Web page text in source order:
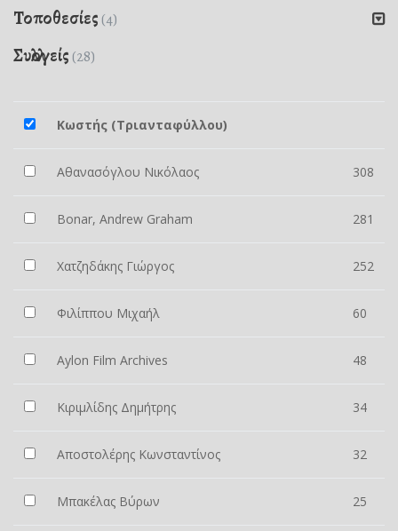
Τοποθεσίες (4)
Συλλογείς (28)
Κωστής (Τριανταφύλλου)
Αθανασόγλου Νικόλαος 308
Bonar, Andrew Graham 281
Χατζηδάκης Γιώργος 252
Φιλίππου Μιχαήλ 60
Aylon Film Archives 48
Κιριμλίδης Δημήτρης 34
Αποστολέρης Κωνσταντίνος 32
Μπακέλας Βύρων 25